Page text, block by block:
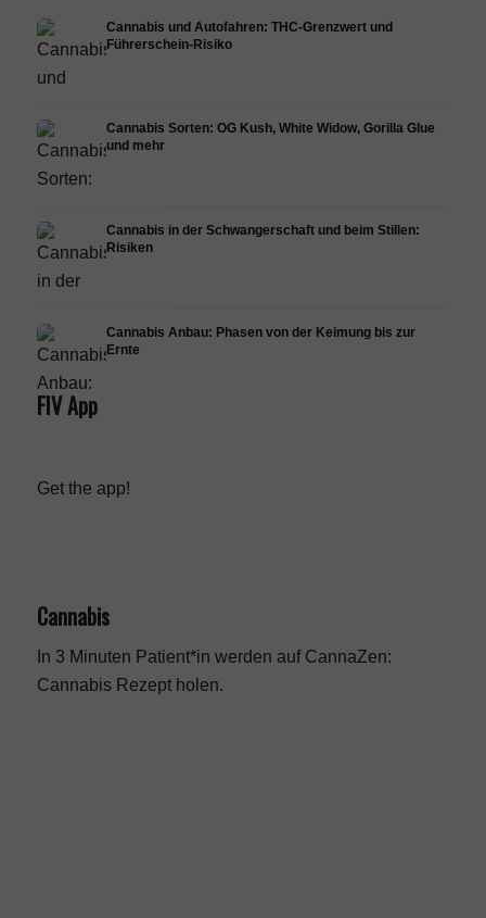
Cannabis und Autofahren: THC-Grenzwert und
Führerschein-Risiko
Cannabis Sorten: OG Kush, White Widow, Gorilla Glue
und mehr
Cannabis in der Schwangerschaft und beim Stillen:
Risiken
Cannabis Anbau: Phasen von der Keimung bis zur
Ernte
FIV App
Get the app!
Cannabis
In 3 Minuten Patient*in werden auf CannaZen:
Cannabis Rezeptholen.